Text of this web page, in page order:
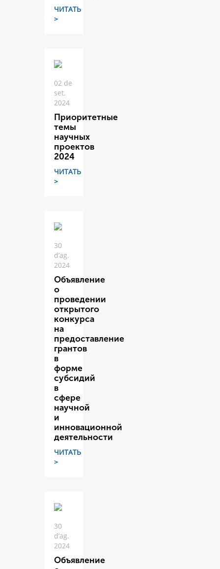
ЧИТАТЬ
>
02 de
set.
2024
Приоритетные
темы
научных
проектов
2024
ЧИТАТЬ
>
30
d’ag.
2024
Объявление
о
проведении
открытого
конкурса
на
предоставление
грантов
в
форме
субсидий
в
сфере
научной
и
инновационной
деятельности
ЧИТАТЬ
>
30
d’ag.
2024
Объявление